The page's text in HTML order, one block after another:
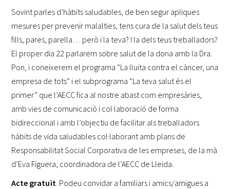
Sovint parles d’hàbits saludables, de ben segur apliques
mesures per prevenir malalties, tens cura de la salut dels teus
fills, pares, parella… però i la teva? I la dels teus treballadors?
El proper dia 22 parlarem sobre salut de la dona amb la Dra.
Pon, i coneixerem el programa “La lluita contra el càncer, una
empresa de tots” i el subprograma “La teva salut és el
primer” que l’AECC fica al nostre abast com empresàries,
amb vies de comunicació i col·laboració de forma
bidireccional i amb l’objectiu de facilitar als treballadors
hàbits de vida saludables col·laborant amb plans de
Responsabilitat Social Corporativa de les empreses, de la mà
d’Eva Figuera, coordinadora de l’AECC de Lleida.
Acte gratuït. Podeu convidar a familiars i amics/amigues a